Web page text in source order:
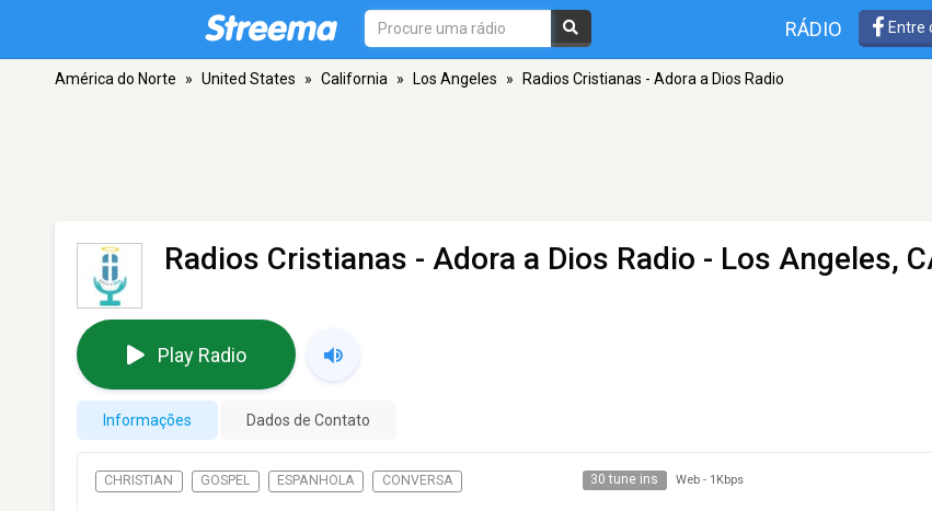
RÁDIO Entre
América do Norte » United States » California » Los Angeles » Radios Cristianas - Adora a Dios Radio
Radios Cristianas - Adora a Dios Radio - Los Angeles,
Play Radio
Informações Dados de Contato
CHRISTIAN GOSPEL ESPANHOLA CONVERSA 30 tune ins Web - 1Kbps